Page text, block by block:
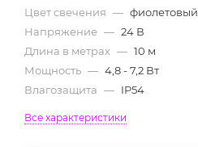
Цвет свечения — фиолетовый
Напряжение — 24 В
Длина в метрах — 10 м
Мощность — 4,8 - 7,2 Вт
Влагозащита — IP54
Все характеристики